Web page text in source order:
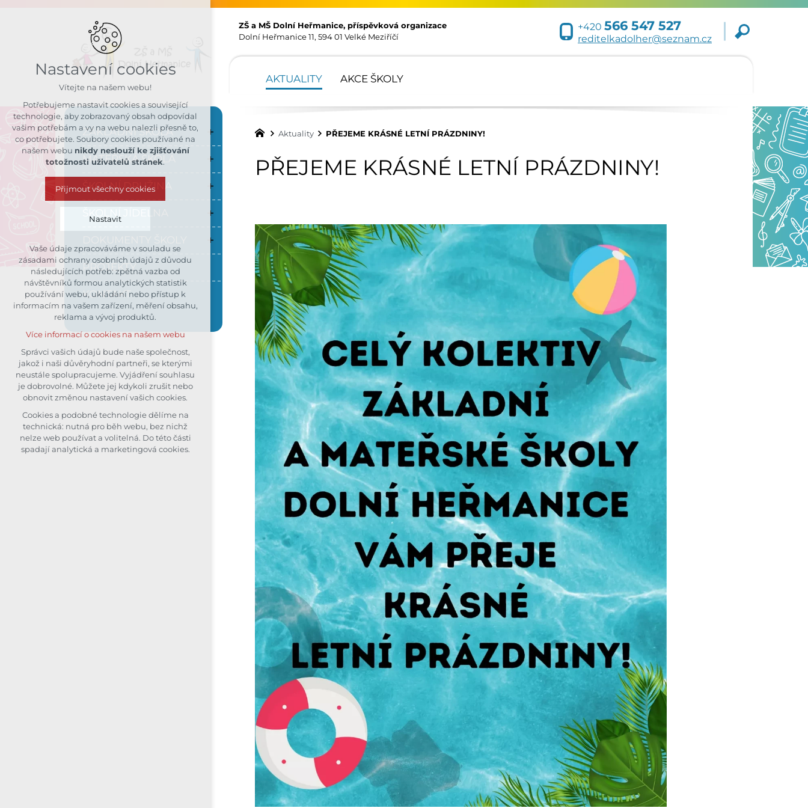
+420 566 547 527
reditelkadolher@seznam.cz
ZŠ a MŠ Dolní Heřmanice, příspěvková organizace
Dolní Heřmanice 11, 594 01 Velké Meziříčí
AKTUALITY AKCE ŠKOLY
ZÁKLADNÍ ŠKOLA
MATEŘSKÁ ŠKOLA
ŠKOLNÍ DRUŽINA
ŠKOLNÍ JÍDELNA
PROJEKTY
KONTAKT
Aktuality PŘEJEME KRÁSNÉ LETNÍ PRÁZDNINY!
PŘEJEME KRÁSNÉ LETNÍ PRÁZDNINY!
Nastavení cookies
Vítejte na našem webu!
Potřebujeme nastavit cookies a související
technologie, aby zobrazovaný obsah odpovídal
vašim potřebám a vy na webu nalezli přesně to,
co potřebujete. Soubory cookies používané na
našem webu nikdy neslouží ke zjišťování
totožnosti uživatelů stránek.
Přijmout všechny cookies
Nastavit
Technická cookies
nutná pro provozování webu
udržení kontextu stránek (session):
případná přihlášení, volby jazyka,
apod.
analytická pro anonymizované
vyhodnocení návštěvnosti
marketingová cookies (Google)
Více informací o cookies na našem webu
Přijmout všechny cookies
Odmítnout vše
Vaše údaje zpracováváme v souladu se
zásadami ochrany osobních údajů z důvodu
následujících potřeb: zpětná vazba od
návštěvníků formou analytických statistik
používání webu, ukládání nebo přístup k
informacím na vašem zařízení, měření obsahu,
reklama a vývoj produktů.
Více informací o cookies na našem webu
Správci vašich údajů bude naše společnost,
jakož i naši důvěryhodní partneři, se kterými
neustále spolupracujeme. Vyjádření souhlasu
je dobrovolné. Můžete jej kdykoli zrušit nebo
obnovit změnou nastavení vašich cookies.
Cookies a podobné technologie dělíme na
technická: nutná pro běh webu, bez nichž
nelze web používat a volitelná. Do této části
spadají analytická a marketingová cookies.